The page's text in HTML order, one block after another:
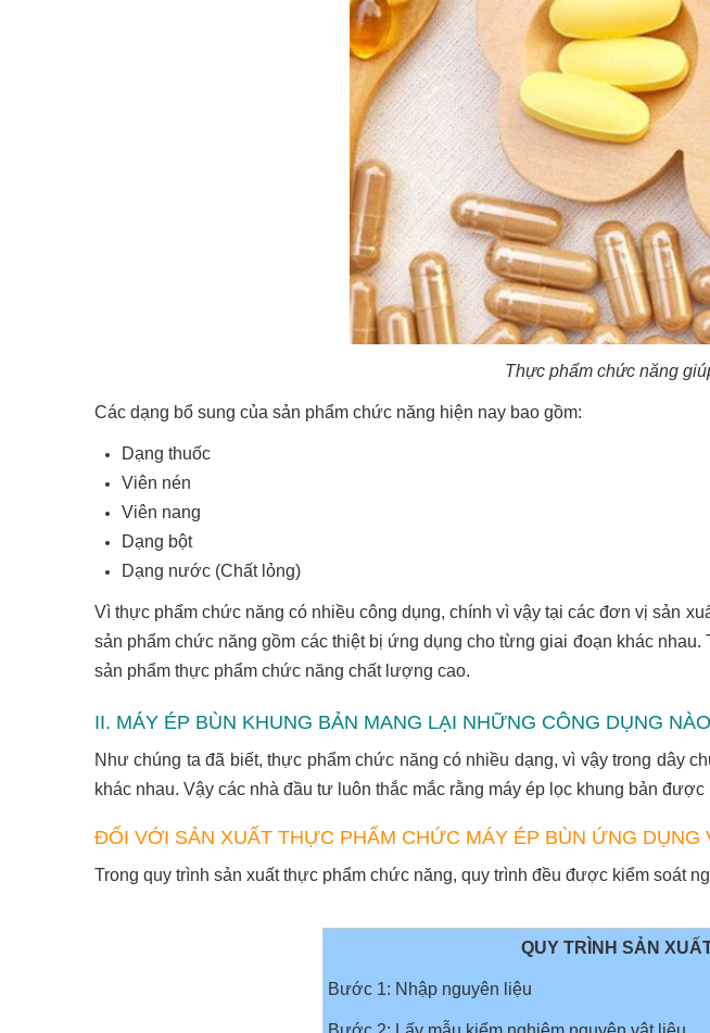
Thực phẩm chức năng
Các dạng bổ sung của sản phẩm chức năng hiện nay bao gồm:
Dạng thuốc
Viên nén
Viên nang
Dạng bột
Dạng nước (Chất lỏng)
Vì thực phẩm chức năng có nhiều công dụng, chính vì vậy tại các đơn vị sản
sản phẩm chức năng gồm các thiệt bị ứng dụng cho từng giai đoạn khác
sản phẩm thực phẩm chức năng chất lượng cao.
II. MÁY ÉP BÙN KHUNG BẢN MANG LẠI NHỮNG CÔNG DỤNG
Như chúng ta đã biết, thực phẩm chức năng có nhiều dạng, vì vậy trong dây
khác nhau. Vậy các nhà đầu tư luôn thắc mắc rằng máy ép lọc khung bản
ĐỐI VỚI SẢN XUẤT THỰC PHẨM CHỨC MÁY ÉP BÙN ỨNG DỤNG
Trong quy trình sản xuất thực phẩm chức năng, quy trình đều được kiểm soát
QUY TRÌNH SẢN
Bước 1: Nhập nguyên liệu